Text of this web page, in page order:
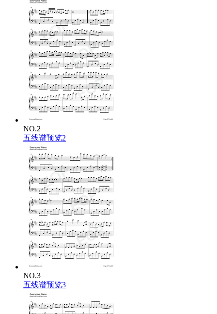
阁楼红颜静思量
相视一笑梦一场
为你深情点成将
金戈铁马上战场
我愿为你一生守边疆
我学会那本领回马枪
赶走虎豹豺狼
让你不会再受伤
我会站在最高的山岗
我英姿那飒爽 回马枪
哪怕余生尽失又何妨
手持丈二枪 北战关外南过江
上山猛虎斗 也能入海捉龙王
此枪路法八十四 一路更比一路强
怀抱琵琶迎门刺 二郎担山肩上扛
宿鸟食尽林中入 玉女穿梭占八方
拨草寻得蛇出洞 怪蟒翻身背后藏
落花满地尘埃染 顺风扯旗意气扬
我愿为你一生守边疆
我学会那本领回马枪
赶走虎豹豺狼
让你不会再受伤
我会站在最高的山岗
我英姿那飒爽 回马枪
哪怕余生尽失又何妨
哪怕余生尽失又何妨
NO.2
五线谱预览2
NO.3
五线谱预览3